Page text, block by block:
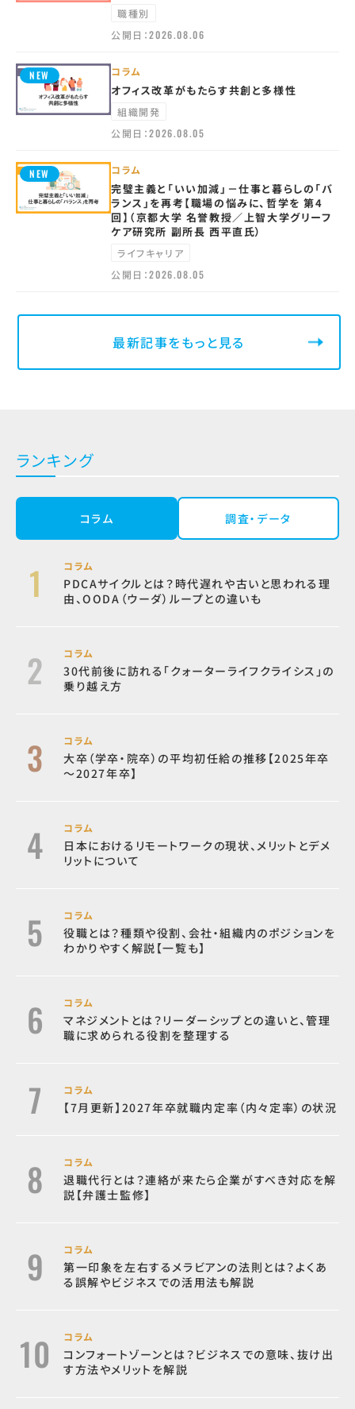
職種別
公開日：2026.08.06
コラム
オフィス改革がもたらす共創と多様性
組織開発
公開日：2026.08.05
コラム
完璧主義と「いい加減」－仕事と暮らしの「バ
ランス」を再考【職場の悩みに、哲学を 第4
回】（京都大学 名誉教授／上智大学グリーフ
ケア研究所 副所長 西平直氏）
ライフキャリア
公開日：2026.08.05
最新記事をもっと見る
ランキング
コラム 調査・データ
コラム
PDCAサイクルとは？時代遅れや古いと思われる理
由、OODA（ウーダ）ループとの違いも
コラム
30代前後に訪れる「クォーターライフクライシス」の
乗り越え方
コラム
大卒（学卒・院卒）の平均初任給の推移【2025年卒
～2027年卒】
コラム
日本におけるリモートワークの現状、メリットとデメ
リットについて
コラム
役職とは？種類や役割、会社・組織内のポジションを
わかりやすく解説【一覧も】
コラム
マネジメントとは？リーダーシップとの違いと、管理
職に求められる役割を整理する
コラム
【7月更新】2027年卒就職内定率（内々定率）の状況
コラム
退職代行とは？連絡が来たら企業がすべき対応を解
説【弁護士監修】
コラム
第一印象を左右するメラビアンの法則とは？よくあ
る誤解やビジネスでの活用法も解説
コラム
コンフォートゾーンとは？ビジネスでの意味、抜け出
す方法やメリットを解説